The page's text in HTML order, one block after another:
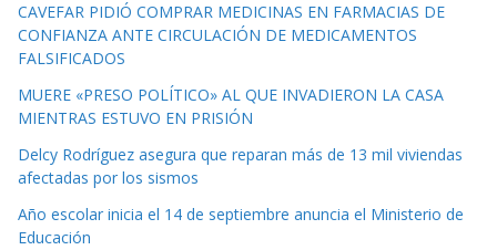
CAVEFAR PIDIÓ COMPRAR MEDICINAS EN FARMACIAS DE
CONFIANZA ANTE CIRCULACIÓN DE MEDICAMENTOS
FALSIFICADOS
MUERE «PRESO POLÍTICO» AL QUE INVADIERON LA CASA
MIENTRAS ESTUVO EN PRISIÓN
Delcy Rodríguez asegura que reparan más de 13 mil viviendas
afectadas por los sismos
Año escolar inicia el 14 de septiembre anuncia el Ministerio de
Educación